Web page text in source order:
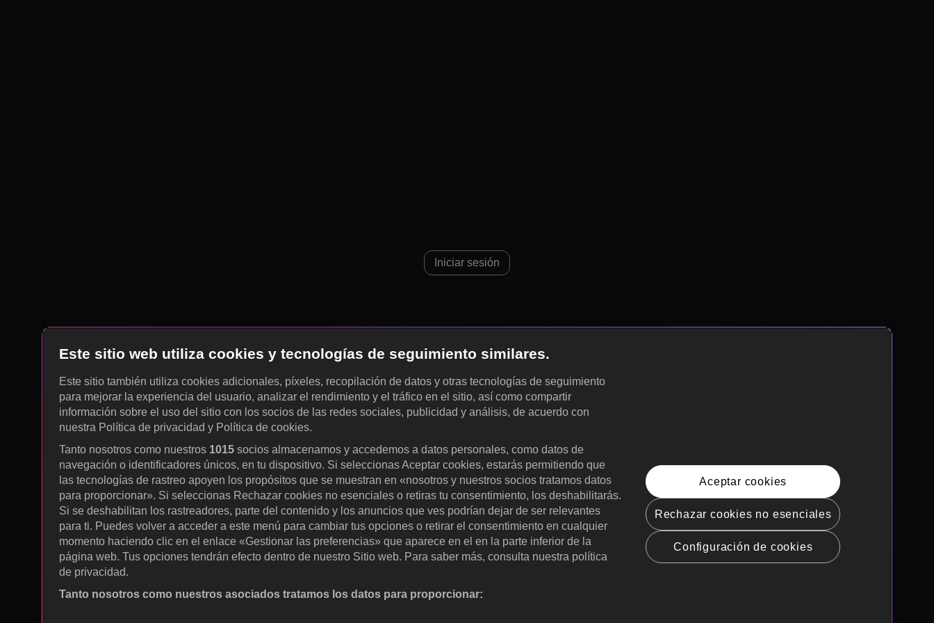
Iniciar sesión
Este sitio web utiliza cookies y tecnologías de seguimiento similares.
Este sitio también utiliza cookies adicionales, píxeles, recopilación de datos y otras tecnologías de seguimiento
para mejorar la experiencia del usuario, analizar el rendimiento y el tráfico en el sitio, así como compartir
información sobre el uso del sitio con los socios de las redes sociales, publicidad y análisis, de acuerdo con
nuestra Política de privacidad y Política de cookies.
Tanto nosotros como nuestros 1015 socios almacenamos y accedemos a datos personales, como datos de
navegación o identificadores únicos, en tu dispositivo. Si seleccionas Aceptar cookies, estarás permitiendo que
las tecnologías de rastreo apoyen los propósitos que se muestran en «nosotros y nuestros socios tratamos datos
para proporcionar». Si seleccionas Rechazar cookies no esenciales o retiras tu consentimiento, los deshabilitarás.
Si se deshabilitan los rastreadores, parte del contenido y los anuncios que ves podrían dejar de ser relevantes
para ti. Puedes volver a acceder a este menú para cambiar tus opciones o retirar el consentimiento en cualquier
momento haciendo clic en el enlace «Gestionar las preferencias» que aparece en el en la parte inferior de la
página web. Tus opciones tendrán efecto dentro de nuestro Sitio web. Para saber más, consulta nuestra política
de privacidad.
Tanto nosotros como nuestros asociados tratamos los datos para proporcionar:
Aceptar cookies
Rechazar cookies no esenciales
Configuración de cookies